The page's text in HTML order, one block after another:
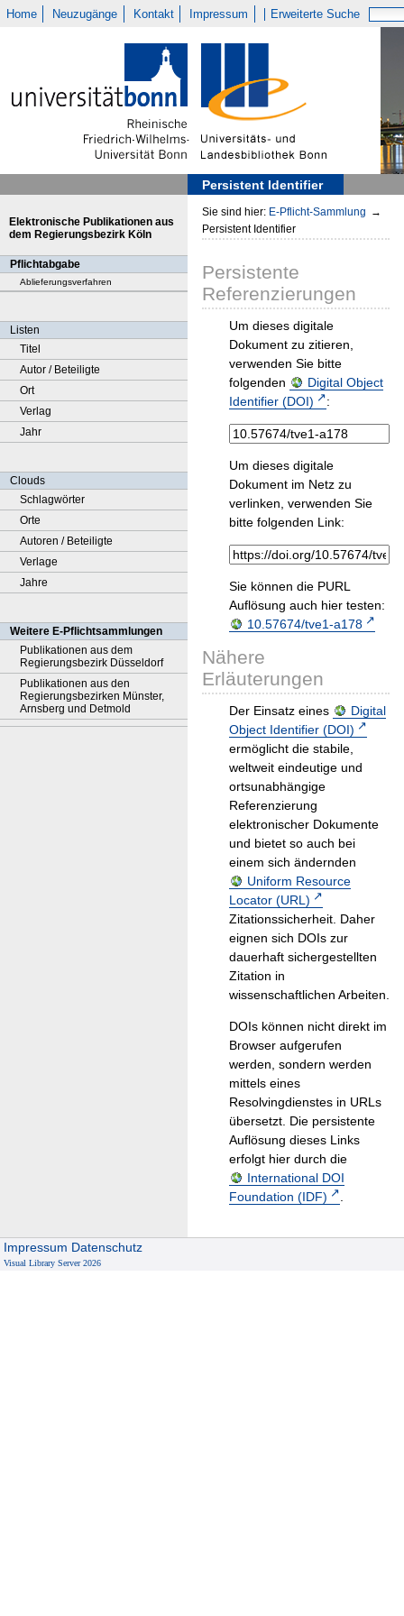
Home Neuzugänge Kontakt Impressum Erweiterte Suche
Persistent Identifier
Elektronische Publikationen aus
dem Regierungsbezirk Köln
Pflichtabgabe
Ablieferungsverfahren
Listen
Titel
Autor / Beteiligte
Ort
Verlag
Jahr
Clouds
Schlagwörter
Orte
Autoren / Beteiligte
Verlage
Jahre
Weitere E-Pflichtsammlungen
Publikationen aus dem
Regierungsbezirk Düsseldorf
Publikationen aus den
Regierungsbezirken Münster,
Arnsberg und Detmold
Sie sind hier: E-Pflicht-Sammlung →
Persistent Identifier
Persistente
Referenzierungen
Um dieses digitale
Dokument zu zitieren,
verwenden Sie bitte
folgenden
Digital Object
Identifier (DOI)
:
Um dieses digitale
Dokument im Netz zu
verlinken, verwenden Sie
bitte folgenden Link:
Sie können die PURL
Auflösung auch hier testen:
10.57674/tve1-a178
Nähere
Erläuterungen
Der Einsatz eines
Digital
Object Identifier (DOI)
ermöglicht die stabile,
weltweit eindeutige und
ortsunabhängige
Referenzierung
elektronischer Dokumente
und bietet so auch bei
einem sich ändernden
Uniform Resource
Locator (URL)
Zitationssicherheit. Daher
eignen sich DOIs zur
dauerhaft sichergestellten
Zitation in
wissenschaftlichen Arbeiten.
DOIs können nicht direkt im
Browser aufgerufen
werden, sondern werden
mittels eines
Resolvingdienstes in URLs
übersetzt. Die persistente
Auflösung dieses Links
erfolgt hier durch die
International DOI
Foundation (IDF)
.
Impressum Datenschutz
Visual Library Server 2026